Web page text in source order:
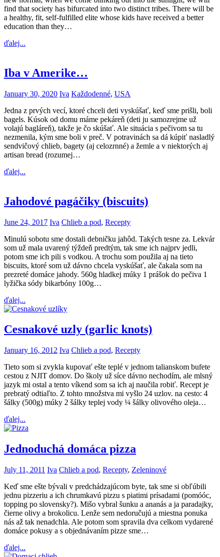
find that society has bifurcated into two distinct tribes. There will be
a healthy, fit, self-fulfilled elite whose kids have received a better
education than they…
ďalej...
Iba v Amerike…
January 30, 2020 Iva Každodenné, USA
Jedna z prvých vecí, ktoré chceli deti vyskúšať, keď sme prišli, boli
bagels. Kúsok od domu máme pekáreň (deti ju samozrejme už
volajú bagláreň), takže je čo skúšať. Ale situácia s pečivom sa tu
nezmenila, kým sme boli v preč. V potravinách sa dá kúpiť nasladlý
sendvičový chlieb, bagety (aj celozrnné) a žemle a v niektorých aj
artisan bread (rozumej…
ďalej...
Jahodové pagáčiky (biscuits)
June 24, 2017 Iva Chlieb a pod, Recepty
Minulú sobotu sme dostali debničku jahôd. Takých tesne za. Lekvár
som už mala uvarený týždeň predtým, tak sme ich najprv jedli,
potom sme ich pili s vodkou. A trochu som použila aj na tieto
biscuits, ktoré som už dávno chcela vyskúšať, ale čakala som na
prezreté domáce jahody. 560g hladkej múky 1 prášok do pečiva 1
lyžička sódy bikarbóny 100g…
ďalej...
Cesnakové uzly (garlic knots)
January 16, 2012 Iva Chlieb a pod, Recepty
Tieto som si zvykla kupovať ešte teplé v jednom talianskom bufete
cestou z NJIT domov. Do školy už síce dávno nechodím, ale mlsný
jazyk mi ostal a tento víkend som sa ich aj naučila robiť. Recept je
prebratý odtiaľto. Z tohto množstva mi vyšlo 24 uzlov. na cesto: 4
šálky (500g) múky 2 šálky teplej vody ¼ šálky olivového oleja…
ďalej...
Jednoduchá domáca pizza
July 11, 2011 Iva Chlieb a pod, Recepty, Zeleninové
Keď sme ešte bývali v predchádzajúcom byte, tak sme si obľúbili
jednu pizzeriu a ich chrumkavú pizzu s piatimi prísadami (pomóóc,
topping po slovensky?). Mišo vybral šunku a ananás a ja paradajky,
čierne olivy a brokolicu. Lenže sem nedoručujú a miestna ponuka
nás až tak nenadchla. Ale potom som spravila dva celkom vydarené
domáce pokusy a s objednávaním pizze sme…
ďalej...